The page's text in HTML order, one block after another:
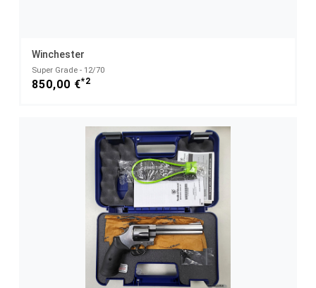
Winchester
Super Grade - 12/70
850,00 €*2